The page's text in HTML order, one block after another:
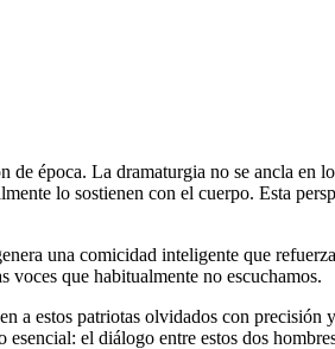
de época. La dramaturgia no se ancla en
lo sostienen con el cuerpo. Esta
una comicidad inteligente que
voces que habitualmente no escuchamos.
a estos patriotas olvidados con
el diálogo entre estos dos